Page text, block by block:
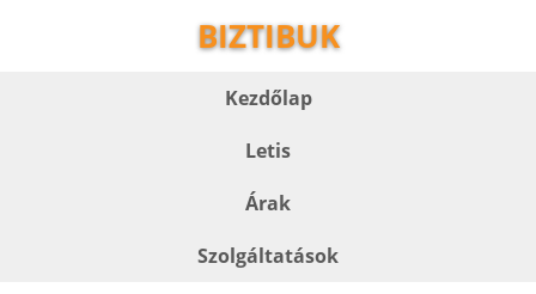
BIZTIBUK
Kezdőlap
Letis
Árak
Szolgáltatások